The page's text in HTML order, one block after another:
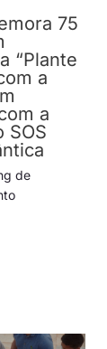
75
“Plante
a
a
SOS
de